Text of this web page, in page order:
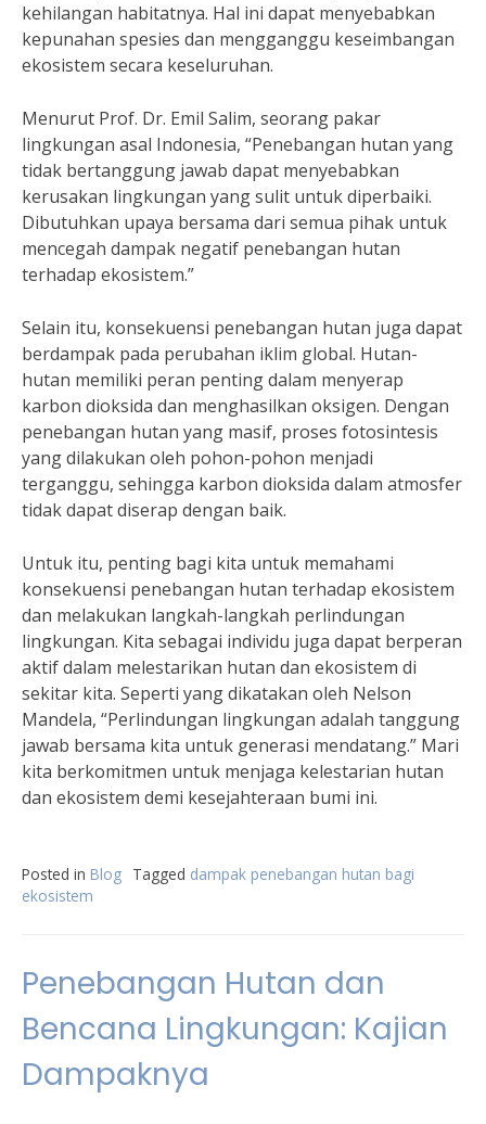
kehilangan habitatnya. Hal ini dapat menyebabkan
kepunahan spesies dan mengganggu keseimbangan
ekosistem secara keseluruhan.
Menurut Prof. Dr. Emil Salim, seorang pakar
lingkungan asal Indonesia, “Penebangan hutan yang
tidak bertanggung jawab dapat menyebabkan
kerusakan lingkungan yang sulit untuk diperbaiki.
Dibutuhkan upaya bersama dari semua pihak untuk
mencegah dampak negatif penebangan hutan
terhadap ekosistem.”
Selain itu, konsekuensi penebangan hutan juga dapat
berdampak pada perubahan iklim global. Hutan-
hutan memiliki peran penting dalam menyerap
karbon dioksida dan menghasilkan oksigen. Dengan
penebangan hutan yang masif, proses fotosintesis
yang dilakukan oleh pohon-pohon menjadi
terganggu, sehingga karbon dioksida dalam atmosfer
tidak dapat diserap dengan baik.
Untuk itu, penting bagi kita untuk memahami
konsekuensi penebangan hutan terhadap ekosistem
dan melakukan langkah-langkah perlindungan
lingkungan. Kita sebagai individu juga dapat berperan
aktif dalam melestarikan hutan dan ekosistem di
sekitar kita. Seperti yang dikatakan oleh Nelson
Mandela, “Perlindungan lingkungan adalah tanggung
jawab bersama kita untuk generasi mendatang.” Mari
kita berkomitmen untuk menjaga kelestarian hutan
dan ekosistem demi kesejahteraan bumi ini.
Posted in Blog Tagged dampak penebangan hutan bagi
ekosistem
Penebangan Hutan dan
Bencana Lingkungan: Kajian
Dampaknya